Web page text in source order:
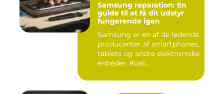
Samsung reparation: En
guide til at få dit udstyr
fungerende igen
Samsung er en af de ledende
producenter af smartphones,
tablets og andre elektroniske
enheder. Kvali...